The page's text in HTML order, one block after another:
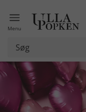
Menu